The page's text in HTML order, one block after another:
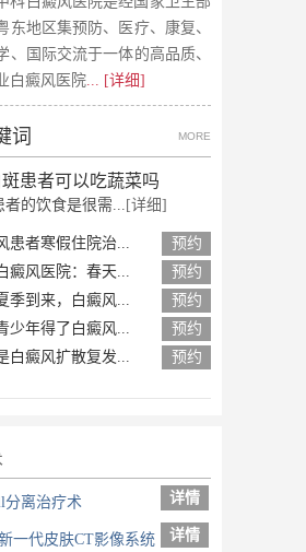
东地区集预防、医疗、康复、
、国际交流于一体的高品质、
白癜风医院... [详细]
词 MORE
斑患者可以吃蔬菜吗
者的饮食是很需... [详细]
患者寒假住院治... 预约
癜风医院：春天... 预约
季到来，白癜风... 预约
少年得了白癜风... 预约
白癜风扩散复发... 预约
分离治疗术 详情